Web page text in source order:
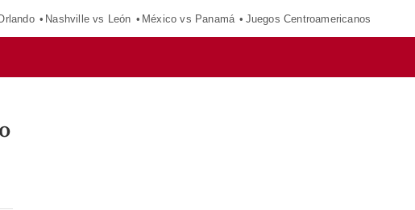
Nashville vs León México vs Panamá Juegos Centroamericanos